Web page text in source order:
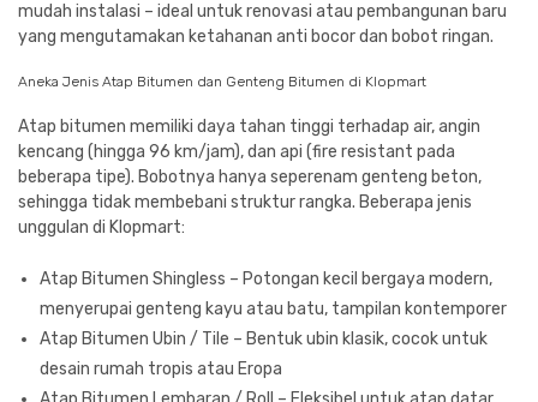
mudah instalasi – ideal untuk renovasi atau pembangunan baru
yang mengutamakan ketahanan anti bocor dan bobot ringan.
Aneka Jenis Atap Bitumen dan Genteng Bitumen di Klopmart
Atap bitumen memiliki daya tahan tinggi terhadap air, angin
kencang (hingga 96 km/jam), dan api (fire resistant pada
beberapa tipe). Bobotnya hanya seperenam genteng beton,
sehingga tidak membebani struktur rangka. Beberapa jenis
unggulan di Klopmart:
Atap Bitumen Shingless – Potongan kecil bergaya modern,
menyerupai genteng kayu atau batu, tampilan kontemporer
Atap Bitumen Ubin / Tile – Bentuk ubin klasik, cocok untuk
desain rumah tropis atau Eropa